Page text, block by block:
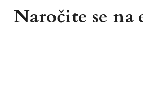
Naročite se na